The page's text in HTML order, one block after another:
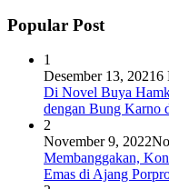
Popular Post
1
Desember 13, 20216
Di Novel Buya
dengan Bung Karno
2
November 9, 2022
Membanggakan,
Emas di Ajang